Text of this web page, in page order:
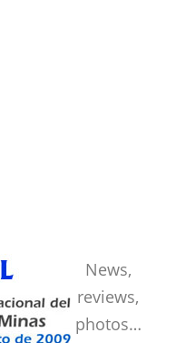
News,
reviews,
photos…